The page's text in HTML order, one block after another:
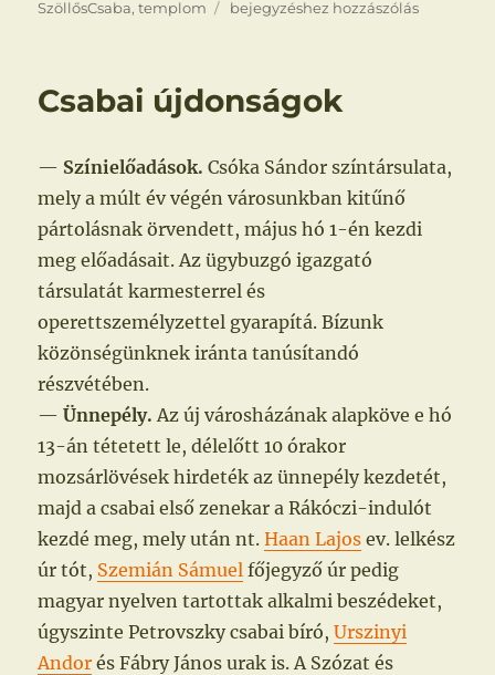
SzöllősCsaba,templom
Új
bejegyzéshez hozzászólás
Csabai újdonságok
— Színielőadások. Csóka Sándor színtársulata,
mely a múlt év végén városunkban kitűnő
pártolásnak örvendett, május hó 1-én kezdi
meg előadásait. Az ügybuzgó igazgató
társulatát karmesterrel és
operettszemélyzettel gyarapítá. Bízunk
közönségünknek iránta tanúsítandó
részvétében.
—Ünnepély. Az új városházának alapköve e hó
13-án tétetett le, délelőtt 10 órakor
mozsárlövések hirdeték az ünnepély kezdetét,
majd a csabai első zenekar a Rákóczi-indulót
kezdé meg, mely után nt.Haan Lajos ev. lelkész
úr tót, Szemián Sámuel főjegyző úr pedig
magyar nyelven tartottak alkalmi beszédeket,
úgyszinte Petrovszky csabai bíró,Urszinyi
Andor és Fábry János urak is. A Szózat és